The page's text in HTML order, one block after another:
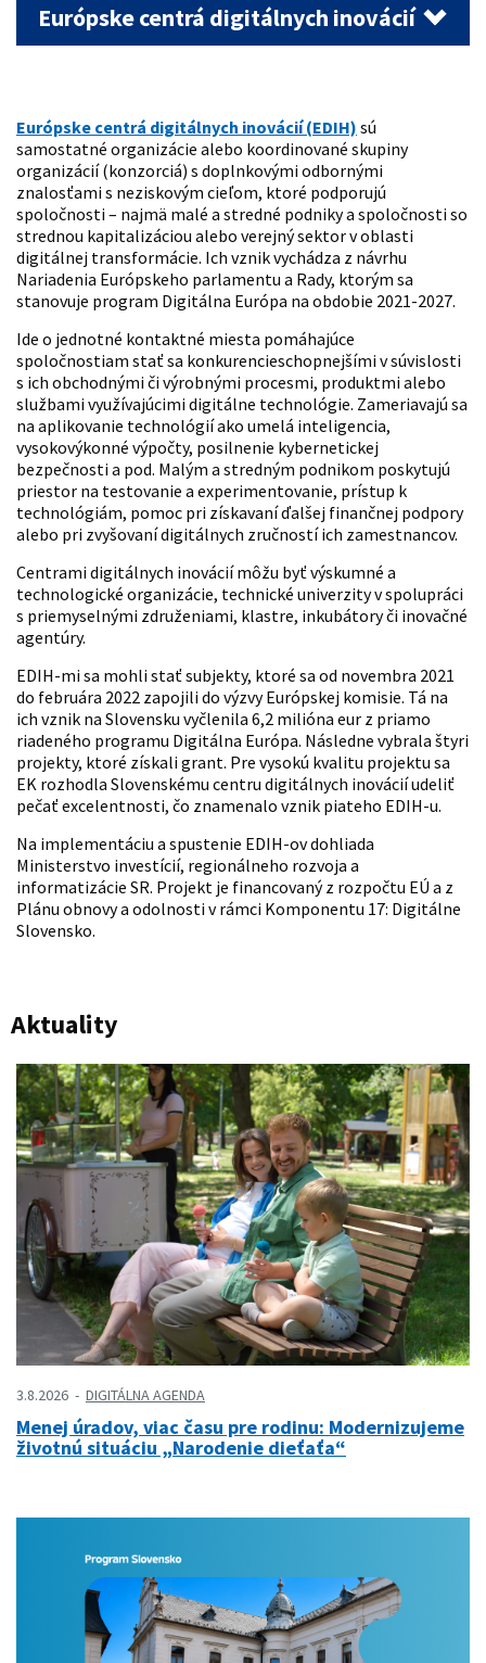
Európske centrá digitálnych inovácií
Európske centrá digitálnych inovácií (EDIH) sú
samostatné organizácie alebo koordinované skupiny
organizácií (konzorciá) s doplnkovými odbornými
znalosťami s neziskovým cieľom, ktoré podporujú
spoločnosti – najmä malé a stredné podniky a spoločnosti so
strednou kapitalizáciou alebo verejný sektor v oblasti
digitálnej transformácie. Ich vznik vychádza z návrhu
Nariadenia Európskeho parlamentu a Rady, ktorým sa
stanovuje program Digitálna Európa na obdobie 2021-2027.
Ide o jednotné kontaktné miesta pomáhajúce
spoločnostiam stať sa konkurencieschopnejšími v súvislosti
s ich obchodnými či výrobnými procesmi, produktmi alebo
službami využívajúcimi digitálne technológie. Zameriavajú sa
na aplikovanie technológií ako umelá inteligencia,
vysokovýkonné výpočty, posilnenie kybernetickej
bezpečnosti a pod. Malým a stredným podnikom poskytujú
priestor na testovanie a experimentovanie, prístup k
technológiám, pomoc pri získavaní ďalšej finančnej podpory
alebo pri zvyšovaní digitálnych zručností ich zamestnancov.
Centrami digitálnych inovácií môžu byť výskumné a
technologické organizácie, technické univerzity v spolupráci
s priemyselnými združeniami, klastre, inkubátory či inovačné
agentúry.
EDIH-mi sa mohli stať subjekty, ktoré sa od novembra 2021
do februára 2022 zapojili do výzvy Európskej komisie. Tá na
ich vznik na Slovensku vyčlenila 6,2 milióna eur z priamo
riadeného programu Digitálna Európa. Následne vybrala štyri
projekty, ktoré získali grant. Pre vysokú kvalitu projektu sa
EK rozhodla Slovenskému centru digitálnych inovácií udeliť
pečať excelentnosti, čo znamenalo vznik piateho EDIH-u.
Na implementáciu a spustenie EDIH-ov dohliada
Ministerstvo investícií, regionálneho rozvoja a
informatizácie SR. Projekt je financovaný z rozpočtu EÚ a z
Plánu obnovy a odolnosti v rámci Komponentu 17: Digitálne
Slovensko.
Aktuality
3.8.2026 DIGITÁLNA AGENDA
Menej úradov, viac času pre rodinu: Modernizujeme
životnú situáciu „Narodenie dieťaťa“